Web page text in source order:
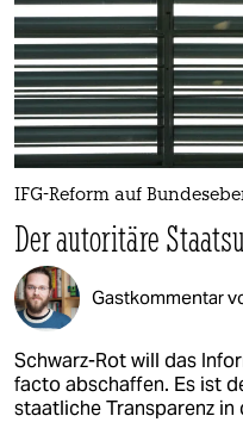
IFG-Reform auf
Der autoritäre
Gastkommentar
Schwarz-Rot will das
facto abschaffen. Es ist
staatliche Transparenz in